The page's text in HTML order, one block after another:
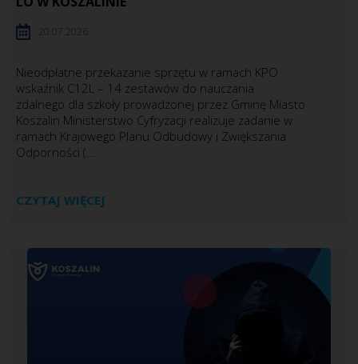
20.07.2026
Nieodpłatne przekazanie sprzętu w ramach KPO
wskaźnik C12L – 14 zestawów do nauczania
zdalnego dla szkoły prowadzonej przez Gminę Miasto
Koszalin Ministerstwo Cyfryzacji realizuje zadanie w
ramach Krajowego Planu Odbudowy i Zwiększania
Odporności (...
CZYTAJ WIĘCEJ